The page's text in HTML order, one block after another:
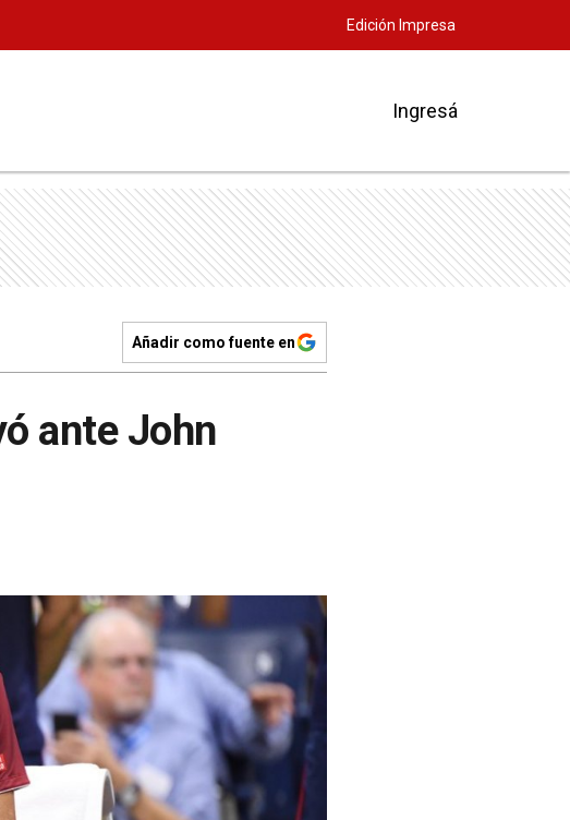
Edición Impresa
Ingresá
Añadir como fuente en
ante John